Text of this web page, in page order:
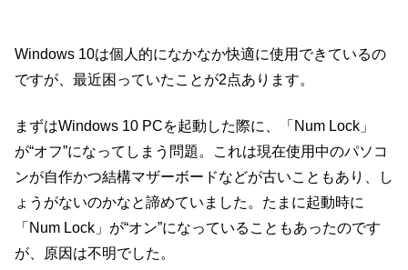
Windows 10は個人的になかなか快適に使用できているの
ですが、最近困っていたことが2点あります。
まずはWindows 10 PCを起動した際に、「Num Lock」
が“オフ”になってしまう問題。これは現在使用中のパソコ
ンが自作かつ結構マザーボードなどが古いこともあり、し
ょうがないのかなと諦めていました。たまに起動時に
「Num Lock」が“オン”になっていることもあったのです
が、原因は不明でした。